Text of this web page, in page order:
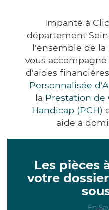
Impanté à
département
l'ensemble de la
vous
d'aides
Personnalisée
la Prestation de
Handicap (PCH)
aide à
Les pièces
votre
En